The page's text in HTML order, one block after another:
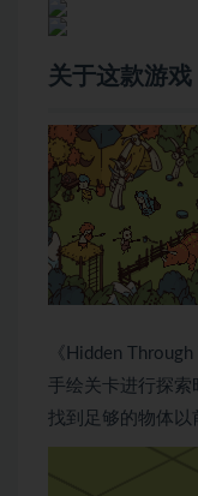
关于这款游戏
《Hidden
手绘关卡进行探索
找到足够的物体以